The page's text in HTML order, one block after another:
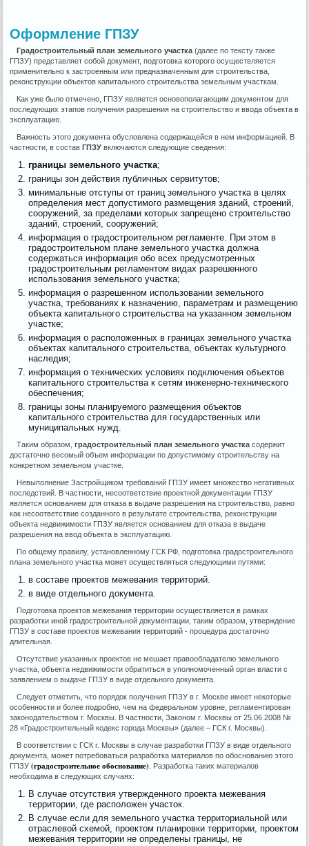
Оформление ГПЗУ
Градостроительный план земельного участка (далее по тексту также
ГПЗУ) представляет собой документ, подготовка которого осуществляется
применительно к застроенным или предназначенным для строительства,
реконструкции объектов капитального строительства земельным участкам.
Как уже было отмечено, ГПЗУ является основополагающим документом для
последующих этапов получения разрешения на строительство и ввода объекта в
эксплуатацию.
Важность этого документа обусловлена содержащейся в нем информацией. В
частности, в составГПЗУ включаются следующие сведения:
границы земельного участка;
границы зон действия публичных сервитутов;
минимальные отступы от границ земельного участка в целях
определения мест допустимого размещения зданий, строений,
сооружений, за пределами которых запрещено строительство
зданий, строений, сооружений;
информация о градостроительном регламенте. При этом в
градостроительном плане земельного участка должна
содержаться информация обо всех предусмотренных
градостроительным регламентом видах разрешенного
использования земельного участка;
информация о разрешенном использовании земельного
участка, требованиях к назначению, параметрам и размещению
объекта капитального строительства на указанном земельном
участке;
информация о расположенных в границах земельного участка
объектах капитального строительства, объектах культурного
наследия;
информация о технических условиях подключения объектов
капитального строительства к сетям инженерно-технического
обеспечения;
границы зоны планируемого размещения объектов
капитального строительства для государственных или
муниципальных нужд.
Таким образом,градостроительный план земельного участка содержит
достаточно весомый объем информации по допустимому строительству на
конкретном земельном участке.
Невыполнение Застройщиком требований ГПЗУ имеет множество негативных
последствий. В частности, несоответствие проектной документации ГПЗУ
является основанием для отказа в выдаче разрешения на строительство, равно
как несоответствие созданного в результате строительства, реконструкции
объекта недвижимости ГПЗУ является основанием для отказа в выдаче
разрешения на ввод объекта в эксплуатацию.
По общему правилу, установленному ГСК РФ, подготовка градостроительного
плана земельного участка может осуществляться следующими путями:
в составе проектов межевания территорий.
в виде отдельного документа.
Подготовка проектов межевания территории осуществляется в рамках
разработки иной градостроительной документации, таким образом, утверждение
ГПЗУ в составе проектов межевания территорий - процедура достаточно
длительная.
Отсутствие указанных проектов не мешает правообладателю земельного
участка, объекта недвижимости обратиться в уполномоченный орган власти с
заявлением о выдаче ГПЗУ в виде отдельного документа.
Следует отметить, что порядок получения ГПЗУ в г. Москве имеет некоторые
особенности и более подробно, чем на федеральном уровне, регламентирован
законодательством г. Москвы. В частности, Законом г. Москвы от 25.06.2008 №
28 «Градостроительный кодекс города Москвы» (далее – ГСК г. Москвы).
В соответствии с ГСК г. Москвы в случае разработки ГПЗУ в виде отдельного
документа, может потребоваться разработка материалов по обоснованию этого
ГПЗУ(градостроительное обоснование)
. Разработка таких материалов
необходима в следующих случаях:
В случае отсутствия утвержденного проекта межевания
территории, где расположен участок.
В случае если для земельного участка территориальной или
отраслевой схемой, проектом планировки территории, проектом
межевания территории не определены границы, не